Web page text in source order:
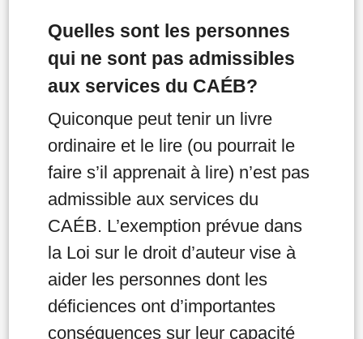
Quelles sont les personnes
qui ne sont pas admissibles
aux services du CAÉB?
Quiconque peut tenir un livre
ordinaire et le lire (ou pourrait le
faire s’il apprenait à lire) n’est pas
admissible aux services du
CAÉB. L’exemption prévue dans
la Loi sur le droit d’auteur vise à
aider les personnes dont les
déficiences ont d’importantes
conséquences sur leur capacité